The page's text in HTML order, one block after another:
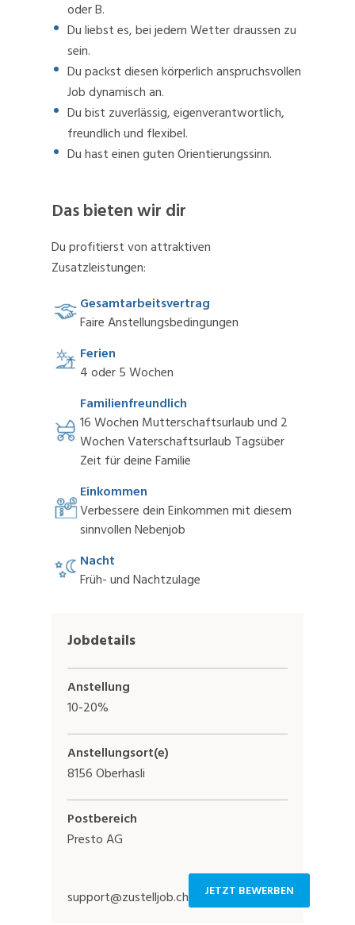
oder B.
Du liebst es, bei jedem Wetter draussen zu
sein.
Du packst diesen körperlich anspruchsvollen
Job dynamisch an.
Du bist zuverlässig, eigenverantwortlich,
freundlich und flexibel.
Du hast einen guten Orientierungssinn.
Das bieten wir dir
Du profitierst von attraktiven
Zusatzleistungen:
Gesamtarbeitsvertrag
Faire Anstellungsbedingungen
Ferien
4 oder 5 Wochen
Familienfreundlich
16 Wochen Mutterschaftsurlaub und 2
Wochen Vaterschaftsurlaub Tagsüber
Zeit für deine Familie
Einkommen
Verbessere dein Einkommen mit diesem
sinnvollen Nebenjob
Nacht
Früh- und Nachtzulage
Jobdetails
Anstellung
10-20%
Anstellungsort(e)
8156 Oberhasli
Postbereich
Presto AG
support@zustelljob.ch JETZT BEWERBEN